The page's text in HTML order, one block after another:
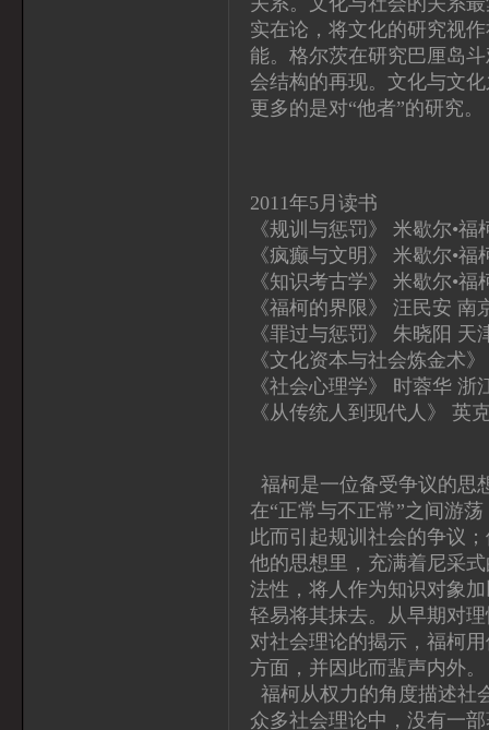
实在论，将文化的研究视
能。格尔茨在研究巴厘岛
会结构的再现。文化与文
更多的是对“他者”的研究。
2011年5月读书
《规训与惩罚》 米歇尔•
《疯癫与文明》 米歇尔•
《知识考古学》 米歇尔•
《福柯的界限》 汪民安 南
《罪过与惩罚》 朱晓阳 天
《文化资本与社会炼金术
《社会心理学》 时蓉华 浙
《从传统人到现代人》 英
福柯是一位备受争议的思
在“正常与不正常”之间游
此而引起规训社会的争议
他的思想里，充满着尼采
法性，将人作为知识对象
轻易将其抹去。从早期对
对社会理论的揭示，福柯
方面，并因此而蜚声内外。
福柯从权力的角度描述社
众多社会理论中，没有一